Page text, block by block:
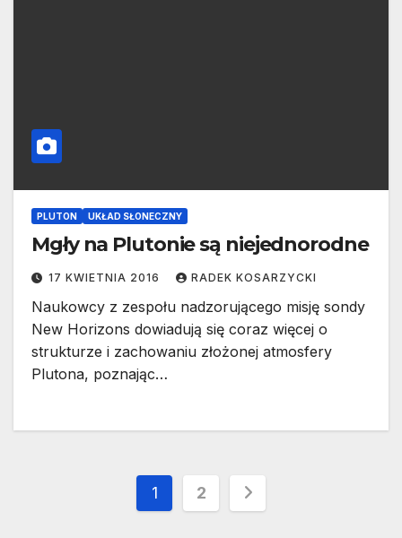
PLUTON UKŁAD SŁONECZNY
Mgły na Plutonie są niejednorodne
17 KWIETNIA 2016 RADEK KOSARZYCKI
Naukowcy z zespołu nadzorującego misję sondy
New Horizons dowiadują się coraz więcej o
strukturze i zachowaniu złożonej atmosfery
Plutona, poznając…
Stronicowanie
1 2